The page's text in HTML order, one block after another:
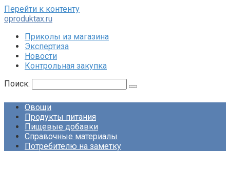
Перейти к контенту
oproduktax.ru
Приколы из магазина
Экспертиза
Новости
Контрольная закупка
Поиск:
Овощи
Продукты питания
Пищевые добавки
Справочные материалы
Потребителю на заметку